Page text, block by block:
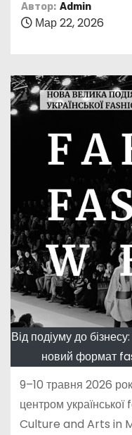
Автор: Admin
Мар 22, 2026
Від подіуму до
новий формат
9–10 травня 2026
центром
Culture and Arts in